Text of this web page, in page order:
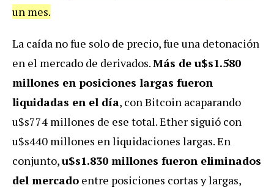
un mes.
La caída no fue solo de precio, fue una detonación
en el mercado de derivados.Más de u$s1.580
millones en posiciones largas fueron
liquidadas en el día, con Bitcoin acaparando
u$s774 millones de ese total. Ether siguió con
u$s440 millones en liquidaciones largas. En
conjunto,u$s1.830 millones fueron eliminados
del mercado entre posiciones cortas y largas,